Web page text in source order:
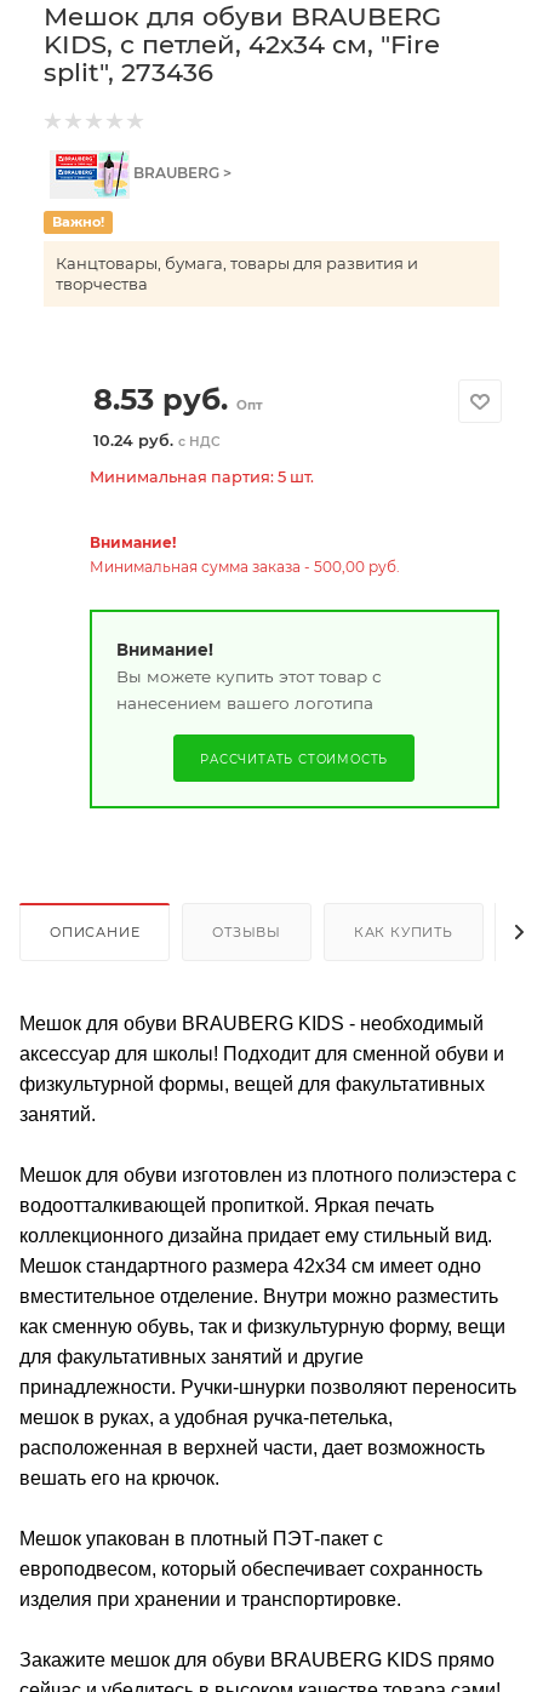
Мешок для обуви BRAUBERG
KIDS, с петлей, 42х34 см, "Fire
split", 273436
BRAUBERG >
Важно!
Канцтовары, бумага, товары для развития и
творчества
8.53руб. Опт
10.24 руб. с НДС
Минимальная партия: 5 шт.
Внимание!
Минимальная сумма заказа - 500,00 руб.
Внимание!
Вы можете купить этот товар с
нанесением вашего логотипа
РАССЧИТАТЬ СТОИМОСТЬ
ОПИСАНИЕ ОТЗЫВЫ КАК КУПИТЬ
Мешок для обуви BRAUBERG KIDS - необходимый
аксессуар для школы! Подходит для сменной обуви и
физкультурной формы, вещей для факультативных
занятий.
Мешок для обуви изготовлен из плотного полиэстера с
водоотталкивающей пропиткой. Яркая печать
коллекционного дизайна придает ему стильный вид.
Мешок стандартного размера 42х34 см имеет одно
вместительное отделение. Внутри можно разместить
как сменную обувь, так и физкультурную форму, вещи
для факультативных занятий и другие
принадлежности. Ручки-шнурки позволяют переносить
мешок в руках, а удобная ручка-петелька,
расположенная в верхней части, дает возможность
вешать его на крючок.
Мешок упакован в плотный ПЭТ-пакет с
европодвесом, который обеспечивает сохранность
изделия при хранении и транспортировке.
Закажите мешок для обуви BRAUBERG KIDS прямо